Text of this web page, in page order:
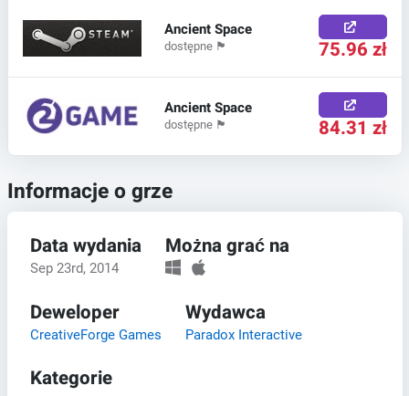
Ancient Space
dostępne 🏴 75.96 zł
Ancient Space
dostępne 🏴 84.31 zł
Informacje o grze
Data wydania
Sep 23rd, 2014
Można grać na
Deweloper
CreativeForge Games
Wydawca
Paradox Interactive
Kategorie